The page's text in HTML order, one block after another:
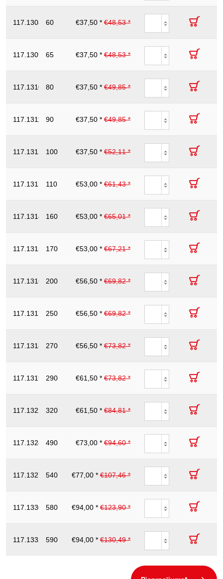
117.1308
aizsargizolāciju,
8 22
60 €37,50 * €48,53 *
117.1309
aizsargizolāciju,
9 155
65 €37,50 * €48,53 *
117.1310
aizsargizolāciju,
10 164
80 €37,50 * €49,85 *
117.1311
aizsargizolāciju,
11 170
90 €37,50 * €49,85 *
117.1312
ar
aizsargizolāciju,
12 187
100 €37,50 * €52,11 *
117.1313
aizsargizolāciju,
13 193
110 €53,00 * €61,43 *
117.1314
ar
aizsargizolāciju,
14 196
160 €53,00 * €65,01 *
117.1315
ar
aizsargizolāciju,
15 197
170 €53,00 * €67,21 *
117.1316
ar
aizsargizolāciju,
16 211
200 €56,50 * €69,82 *
117.1317
ar
aizsargizolāciju,
17 210
250 €56,50 * €69,82 *
117.1318
ar
aizsargizolāciju,
18 230
270 €56,50 * €73,82 *
117.1319
ar
aizsargizolāciju,
19 234
290 €61,50 * €73,82 *
117.1322
ar
aizsargizolāciju,
22 260
320 €61,50 * €84,81 *
117.1324
ar
aizsargizolāciju,
24 280
490 €73,00 * €94,60 *
117.1327
ar
aizsargizolāciju,
27 300
540 €77,00 * €107,46 *
117.1330
ar
aizsargizolāciju,
30 300
580 €94,00 * €123,90 *
117.1332
ar
aizsargizolāciju,
32 315
590 €94,00 * €130,49 *